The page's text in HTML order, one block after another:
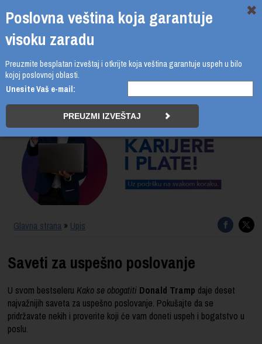
Poslovna veština koja garantuje
visoku zaradu
Preuzmite besplatan izveštaj i otkrijte koja veština garantuje uspeh u bilo
kojoj poslovnoj oblasti.
Unesite Vaš e-mail:
011 4011 210
PROGRAMI
UPIS
ŠTA DOBIJATE
UČENJE NA DALJINU
SERTIFIKACIJA
Glavna strana » Upis
Saveti za uspešno poslovanje
U svom bestseleru Kako se obogatiti Donald Tramp daje deset
najvažnijih saveta za uspešno poslovanje. Pokušajte da se
pridržavate nekih i proverite koji će vam doneti uspeh i bogatstvo u
poslu.